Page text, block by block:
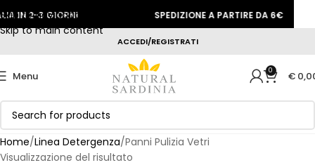
Skip to navigation
Skip to main content
ACCEDI/REGISTRATI
Menu 0 €
Home Linea Detergenza Panni Pulizia Vetri
Visualizzazione del risultato
IN 2-3 GIORNI SPEDIZIONE A PARTIRE DA 6€